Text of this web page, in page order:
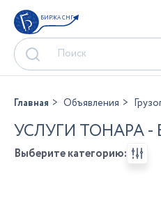
БИРЖА СНГ
Главная Объявления
УСЛУГИ ТОНАРА -
Выберите категорию: